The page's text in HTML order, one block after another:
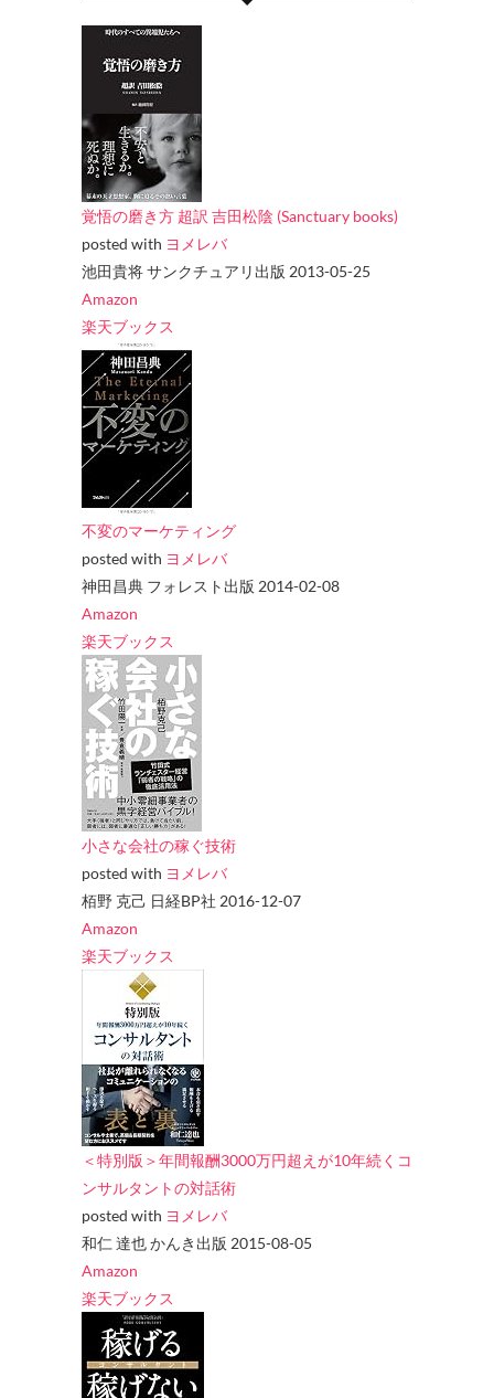
覚悟の磨き方 超訳 吉田松陰 (Sanctuary books)
posted with ヨメレバ
池田貴将 サンクチュアリ出版 2013-05-25
Amazon
楽天ブックス
不変のマーケティング
posted with ヨメレバ
神田昌典 フォレスト出版 2014-02-08
Amazon
楽天ブックス
小さな会社の稼ぐ技術
posted with ヨメレバ
栢野 克己 日経BP社 2016-12-07
Amazon
楽天ブックス
＜特別版＞年間報酬3000万円超えが10年続くコ
ンサルタントの対話術
posted with ヨメレバ
和仁 達也 かんき出版 2015-08-05
Amazon
楽天ブックス